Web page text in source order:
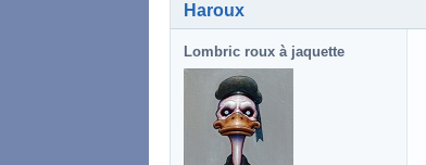
Haroux
Lombric roux à jaquette